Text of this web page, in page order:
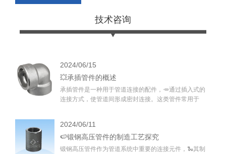
网设备企业应收账款在100亿元以上，中国西电却是利润
最薄的那一个。 2026年第一季度，中国西电净利润为
3.47亿元，这技术咨询
2024/06/15
💥承插管件的概述
承插管件是一种用于管道连接的配件，🥕通过插入式的
连接方式，使管道间形成密封连接。这类管件常用于
2024/06/11
🍉锻钢高压管件的制造工艺探究
​锻钢高压管件作为管道系统中重要的连接元件，🐍其制